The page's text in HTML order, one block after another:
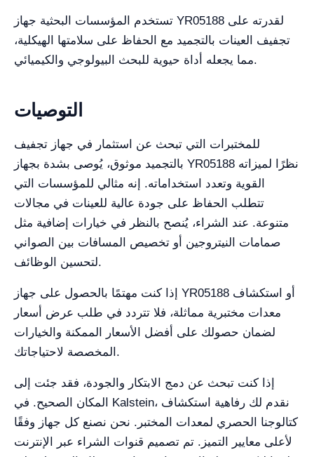
تستخدم المؤسسات البحثية جهاز YR05188 لقدرته على
تجفيف العينات بالتجميد مع الحفاظ على سلامتها الهيكلية،
مما يجعله أداة حيوية للبحث البيولوجي والكيميائي.
التوصيات
للمختبرات التي تبحث عن استثمار في جهاز تجفيف
بالتجميد موثوق، يُوصى بشدة بجهاز YR05188 نظرًا لميزاته
القوية وتعدد استخداماته. إنه مثالي للمؤسسات التي
تتطلب الحفاظ على جودة عالية للعينات في مجالات
متنوعة. عند الشراء، يُنصح بالنظر في خيارات إضافية مثل
صمامات النيتروجين أو تخصيص المسافات بين الصواني
لتحسين الوظائف.
إذا كنت مهتمًا بالحصول على جهاز YR05188 أو استكشاف
معدات مختبرية مماثلة، فلا تتردد في طلب عرض أسعار
لضمان حصولك على أفضل الأسعار الممكنة والخيارات
المخصصة لاحتياجاتك.
إذا كنت تبحث عن دمج الابتكار والجودة، فقد جئت إلى
المكان الصحيح. في Kalstein، نقدم لك رفاهية استكشاف
كتالوجنا الحصري لمعدات المختبر. نحن نصنع كل جهاز وفقًا
لأعلى معايير التميز. تم تصميم قنوات الشراء عبر الإنترنت